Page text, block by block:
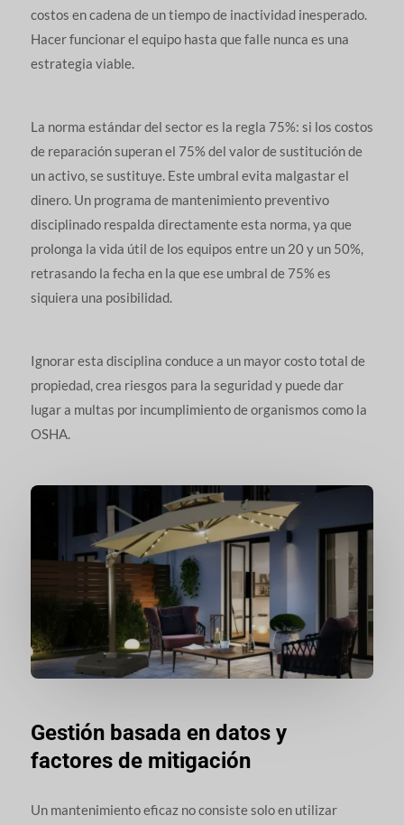
costos en cadena de un tiempo de inactividad inesperado.
Hacer funcionar el equipo hasta que falle nunca es una
estrategia viable.
La norma estándar del sector es la regla 75%: si los costos
de reparación superan el 75% del valor de sustitución de
un activo, se sustituye. Este umbral evita malgastar el
dinero. Un programa de mantenimiento preventivo
disciplinado respalda directamente esta norma, ya que
prolonga la vida útil de los equipos entre un 20 y un 50%,
retrasando la fecha en la que ese umbral de 75% es
siquiera una posibilidad.
Ignorar esta disciplina conduce a un mayor costo total de
propiedad, crea riesgos para la seguridad y puede dar
lugar a multas por incumplimiento de organismos como la
OSHA.
Gestión basada en datos y
factores de mitigación
Un mantenimiento eficaz no consiste solo en utilizar